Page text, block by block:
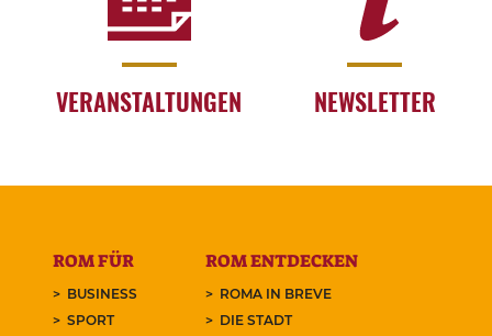
VERANSTALTUNGEN NEWSLETTER
ROM FÜR
BUSINESS
SPORT
ROM ENTDECKEN
ROMA IN BREVE
DIE STADT